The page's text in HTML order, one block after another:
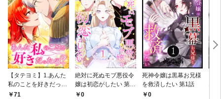
【タテヨミ】1.あんた
私のことを好きだった
の？
71
絶対に死ぬモブ悪役令
嬢は初恋がしたい 第1
話0
死神令嬢は黒幕お兄様
を救済したい 第1話
0
な